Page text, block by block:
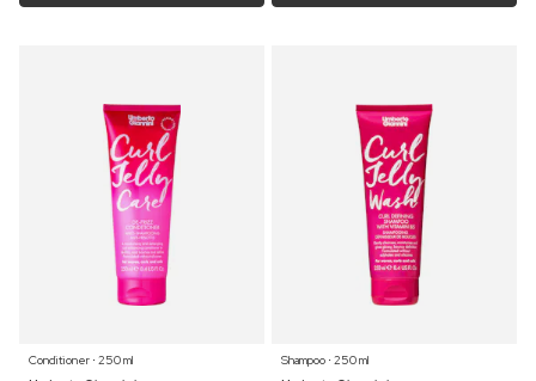
Conditioner ⋅ 250 ml
Shampoo ⋅ 250 ml